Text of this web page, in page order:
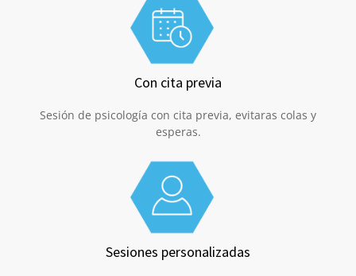
Con cita previa
Sesión de psicología con cita previa, evitaras colas y
esperas.
Sesiones personalizadas